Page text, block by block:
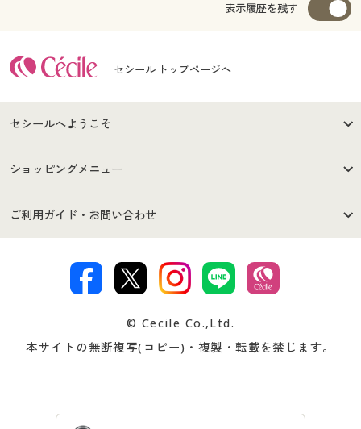
表示履歴を残す
セシール トップページへ
セシールへようこそ
はじめての方へ
セシールご利用規約
著作権・商標について 会社案内
ショッピングメニュー
商品カテゴリ
プレゼント＆キャンペーン サイトマップ
ご利用ガイド・お問い合わせ
交換・返品は お支払は
ついて
忘れの場合
© Cecile Co.,Ltd.
本サイトの無断複写(コピー)・複製・転載を禁じます。